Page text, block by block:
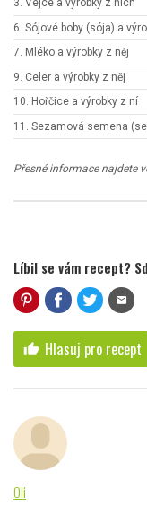
3. Vejce a výrobky z nich
6. Sójové boby (sója) a
7. Mléko a výrobky z něj
9. Celer a výrobky z něj
10. Hořčice a výrobky z ní
11. Sezamová semena
Přesné informace najdete
Líbil se vám recept?
mail
thumb_up Hlasuj pro recept
Oli